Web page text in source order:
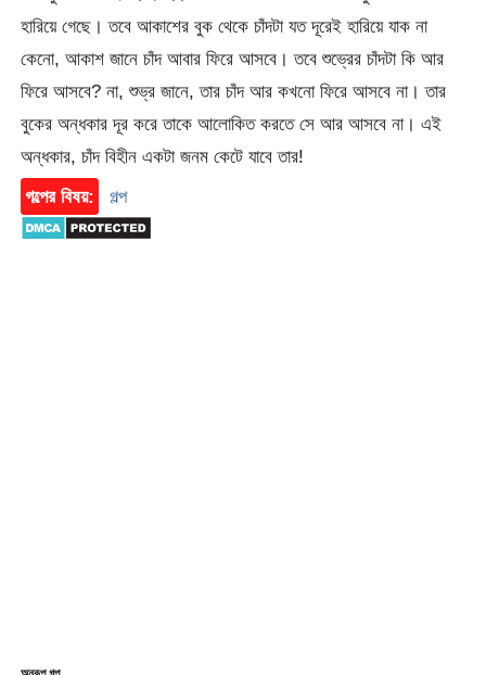
হারিয়ে গেছে। তবে আকাশের বুক থেকে চাঁদটা যত দূরেই হারিয়ে যাক না
কেনো, আকাশ জানে চাঁদ আবার ফিরে আসবে। তবে শুভ্রের চাঁদটা কি আর
ফিরে আসবে? না, শুভ্র জানে, তার চাঁদ আর কখনো ফিরে আসবে না। তার
বুকের অন্ধকার দূর করে তাকে আলোকিত করতে সে আর আসবে না। এই
অন্ধকার, চাঁদ বিহীন একটা জনম কেটে যাবে তার!
গল্পের বিষয়:
গল্প